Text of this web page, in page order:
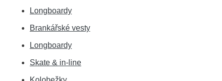
Longboardy
Brankářské vesty
Longboardy
Skate & in-line